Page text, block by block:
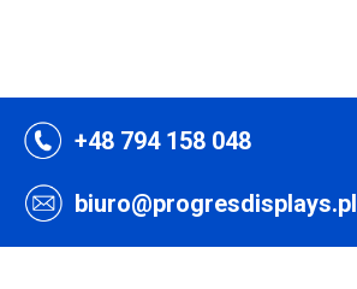
+48 794 158 048
biuro@progresdisplays.pl